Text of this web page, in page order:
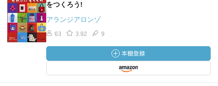
をつくろう!
アランジアロンゾ
63 3.92 9